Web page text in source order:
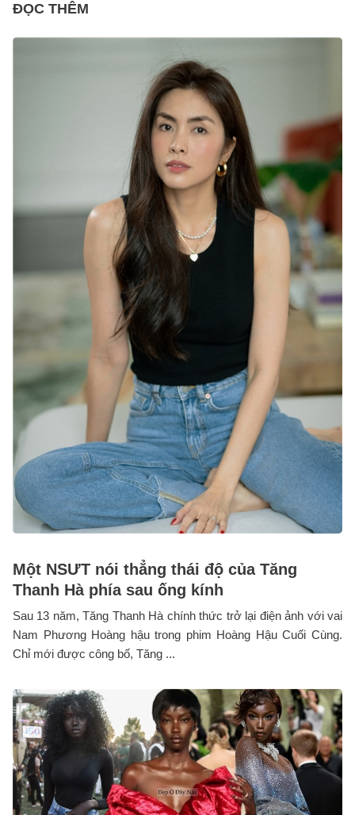
ĐỌC THÊM
Một NSƯT nói thẳng thái độ của Tăng
Thanh Hà phía sau ống kính
Sau 13 năm, Tăng Thanh Hà chính thức trở lại điện ảnh với vai
Nam Phương Hoàng hậu trong phim Hoàng Hậu Cuối Cùng.
Chỉ mới được công bố, Tăng ...